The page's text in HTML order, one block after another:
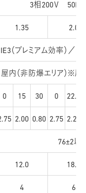
3相200Ｖ
1.35 2.0
IE3（プレミアム効率）／
屋内（非防爆エリア）※屋
0 15 30 0 22.5
2.00 0.80 2.75 2.20
76±2以
12.0 18.0
4 6